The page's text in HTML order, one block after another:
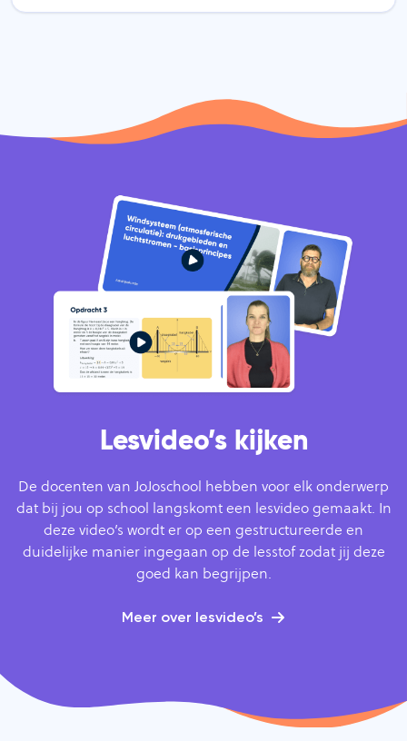
Lesvideo’s kijken
De docenten van JoJoschool hebben voor elk onderwerp
dat bij jou op school langskomt een lesvideo gemaakt. In
deze video’s wordt er op een gestructureerde en
duidelijke manier ingegaan op de lesstof zodat jij deze
goed kan begrijpen.
Meer over lesvideo’s